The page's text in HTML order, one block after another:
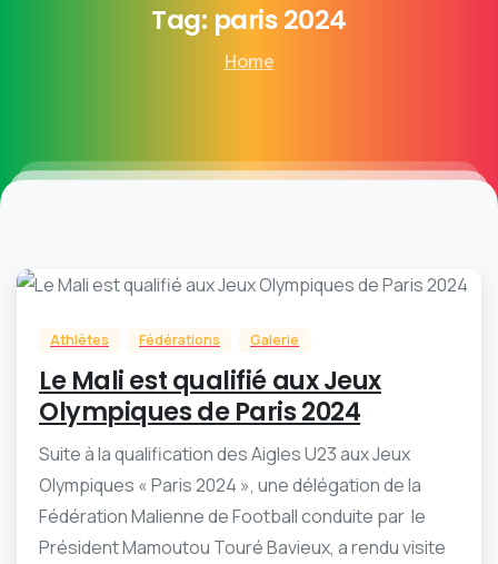
Tag: paris 2024
Home
Athlètes Fédérations Galerie
Le Mali est qualifié aux Jeux
Olympiques de Paris 2024
Suite à la qualification des Aigles U23 aux Jeux
Olympiques « Paris 2024 », une délégation de la
Fédération Malienne de Football conduite par le
Président Mamoutou Touré Bavieux, a rendu visite